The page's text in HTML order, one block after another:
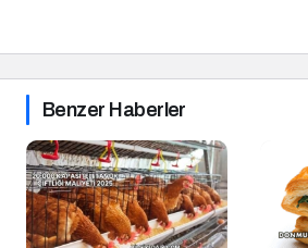
Benzer Haberler